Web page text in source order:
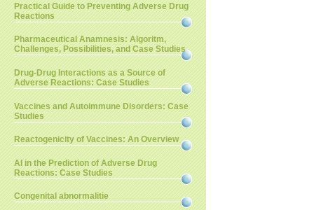
Practical Guide to Preventing Adverse Drug
Reactions
Pharmaceutical Anamnesis: Algoritm,
Challenges, Possibilities, and Case Studies
Drug-Drug Interactions as a Source of
Adverse Reactions: Case Studies
Vaccines and Autoimmune Disorders: Case
Studies
Reactogenicity of Vaccines: An Overview
AI in the Prediction of Adverse Drug
Reactions: Case Studies
Congenital abnormalitie